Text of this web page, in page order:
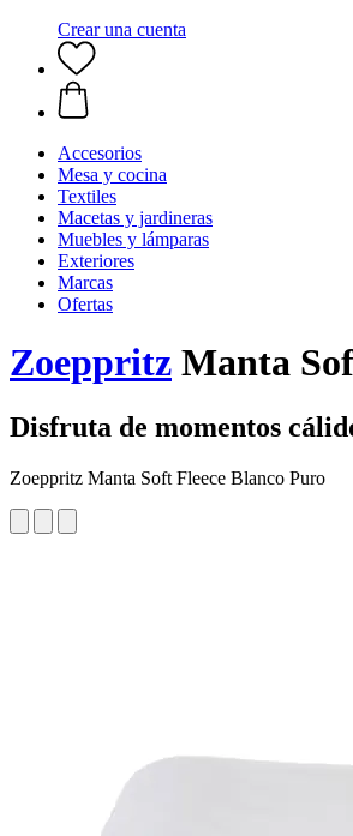
Crear una cuenta
Accesorios
Mesa y cocina
Textiles
Macetas y jardineras
Muebles y lámparas
Exteriores
Marcas
Ofertas
Zoeppritz Manta
Disfruta de momentos
Zoeppritz Manta Soft Fleece Blanco Puro